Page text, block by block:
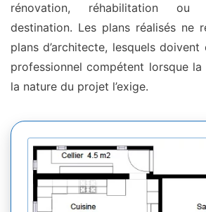
rénovation, réhabilitation ou
destination. Les plans réalisés ne
plans d’architecte, lesquels
professionnel compétent lorsque
la nature du projet l’exige.